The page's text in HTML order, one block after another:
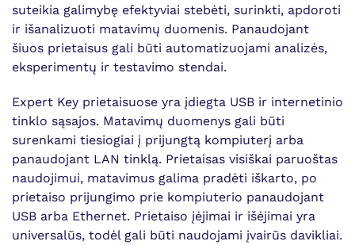
suteikia galimybę efektyviai stebėti, surinkti, apdoroti
ir išanalizuoti matavimų duomenis. Panaudojant
šiuos prietaisus gali būti automatizuojami analizės,
eksperimentų ir testavimo stendai.
Expert Key prietaisuose yra įdiegta USB ir internetinio
tinklo sąsajos. Matavimų duomenys gali būti
surenkami tiesiogiai į prijungtą kompiuterį arba
panaudojant LAN tinklą. Prietaisas visiškai paruoštas
naudojimui, matavimus galima pradėti iškarto, po
prietaiso prijungimo prie kompiuterio panaudojant
USB arba Ethernet. Prietaiso įėjimai ir išėjimai yra
universalūs, todėl gali būti naudojami įvairūs davikliai.